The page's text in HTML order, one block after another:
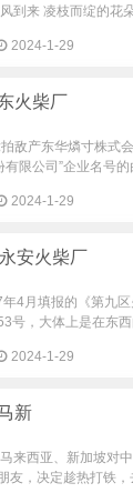
到来 凌枝而绽的花
2024-1-29
火柴厂
敌产东华燐寸株式
限公司”企业名号
2024-1-29
安火柴厂
4月填报的《第九
号，大体上是在东
2024-1-29
新
来西亚、新加坡对
友，决定趁热打铁